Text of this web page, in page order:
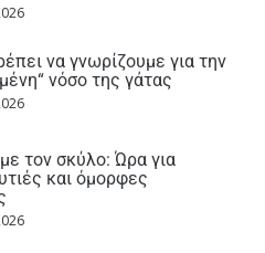
να γνωρίζουμε για την
νόσο της γάτας
τον σκύλο: Ώρα για
και όμορφες